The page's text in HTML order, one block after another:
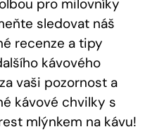
pro milovníky⁢
sledovat náš‌
recenze a tipy
kávového
vaši pozornost a
kávové chvilky s
mlýnkem na kávu!